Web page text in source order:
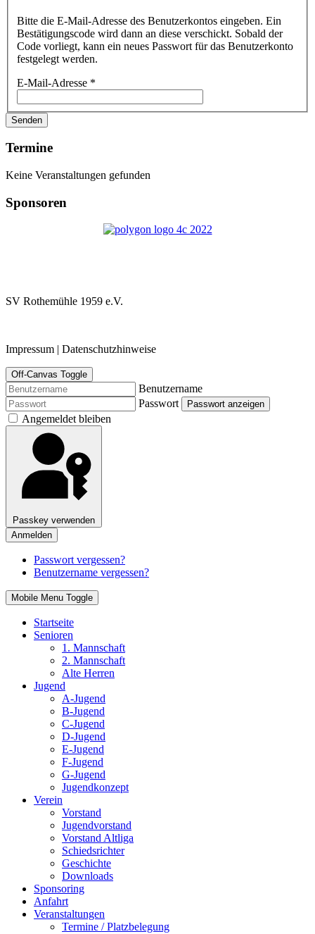
Bitte die E-Mail-Adresse des Benutzerkontos eingeben. Ein
Bestätigungscode wird dann an diese verschickt. Sobald der
Code vorliegt, kann ein neues Passwort für das Benutzerkonto
festgelegt werden.
E-Mail-Adresse *
Senden
Termine
Keine Veranstaltungen gefunden
Sponsoren
SV Rothemühle 1959 e.V.
Impressum | Datenschutzhinweise
Off-Canvas Toggle
Benutzername
Passwort
Passwort anzeigen
Angemeldet bleiben
Passkey verwenden
Anmelden
Passwort vergessen?
Benutzername vergessen?
Mobile Menu Toggle
Startseite
Senioren
1. Mannschaft
2. Mannschaft
Alte Herren
Jugend
A-Jugend
B-Jugend
C-Jugend
D-Jugend
E-Jugend
F-Jugend
G-Jugend
Jugendkonzept
Verein
Vorstand
Jugendvorstand
Vorstand Altliga
Schiedsrichter
Geschichte
Downloads
Sponsoring
Anfahrt
Veranstaltungen
Termine / Platzbelegung